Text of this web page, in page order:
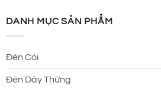
DANH MỤC SẢN PHẨM
Đèn Cói
Đèn Dây Thừng